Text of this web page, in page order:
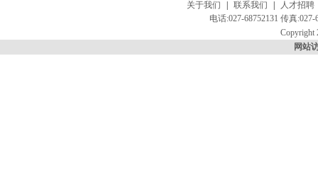
关于我们 | 联系我们 |
人才招聘
电话:027-68752131 传真
Copyright
网站